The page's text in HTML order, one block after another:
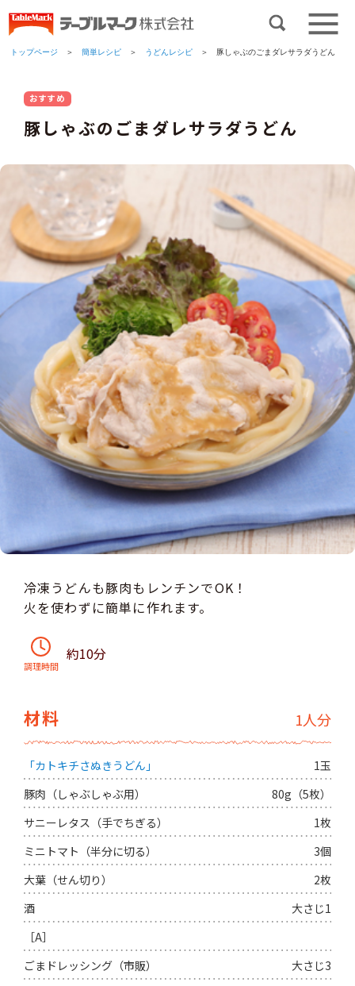
トップページ ＞簡単レシピ ＞ うどんレシピ ＞ 豚しゃぶのごまダレサラダうどん
冷凍うどんも豚肉もレンチンでOK！
火を使わずに簡単に作れます。
調理時間
約10分
おすすめ
豚しゃぶのごまダレサラダうどん
材料 1人分
「カトキチさぬきうどん」
1玉
豚肉（しゃぶしゃぶ用）
80g（5枚）
サニーレタス（手でちぎる）
1枚
ミニトマト（半分に切る）
3個
大葉（せん切り）
2枚
酒
大さじ1
［A］
ごまドレッシング（市販）
大さじ3